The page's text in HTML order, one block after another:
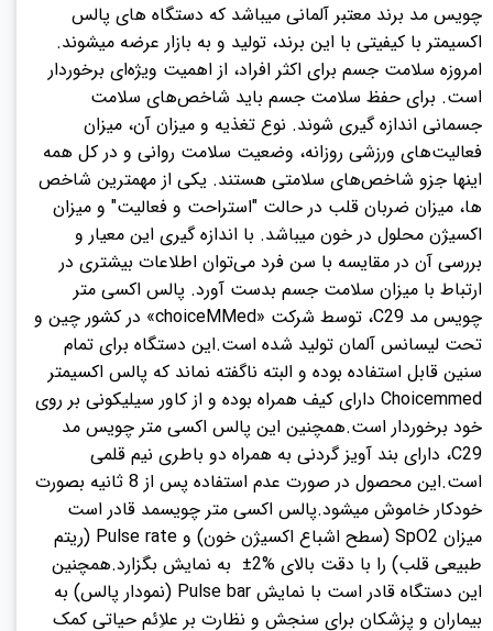
چویس مد برند معتبر آلمانی میباشد که دستگاه های پالس
اکسیمتر با کیفیتی با این برند، تولید و به بازار عرضه میشوند.
امروزه سلامت جسم برای اکثر افراد، از اهمیت ویژه‌ای برخوردار
است. برای حفظ سلامت جسم باید شاخص‌های سلامت
جسمانی اندازه ‌گیری شوند. نوع تغذیه و میزان آن، میزان
فعالیت‌های ورزشی روزانه، وضعیت سلامت روانی و در کل همه‌
اینها جزو شاخص‌های سلامتی هستند. یکی از مهمترین شاخص
ها، میزان ضربان قلب در حالت "استراحت و فعالیت" و میزان
اکسیژن محلول در خون میباشد. با اندازه‌ گیری این معیار و
بررسی آن در مقایسه با سن فرد می‌توان اطلاعات بیشتری در
ارتباط با میزان سلامت جسم بدست آورد. پالس اکسی متر
چویس مد C29، توسط شرکت «choiceMMed» در کشور چین و
تحت لیسانس آلمان تولید شده است.این دستگاه برای تمام
سنین قابل استفاده بوده و البته ناگفته نماند که پالس اکسیمتر
Choicemmed دارای کیف همراه بوده و از کاور سیلیکونی بر روی
خود برخوردار است.همچنین این پالس اکسی متر چویس مد
C29، دارای بند آویز گردنی به همراه دو باطری نیم قلمی
است.این محصول در صورت عدم استفاده پس از 8 ثانیه بصورت
خودکار خاموش میشود.پالس اکسی متر چویسمد قادر است
میزان SpO2 (سطح اشباع اکسیژن خون) و Pulse rate (ریتم
طبیعی قلب) را با دقت بالای %2± به نمایش بگزارد.همچنین
این دستگاه قادر است با نمایش Pulse bar (نمودار پالس) به
بیماران و پزشکان برای سنجش و نظارت بر علاِئم حیاتی کمک